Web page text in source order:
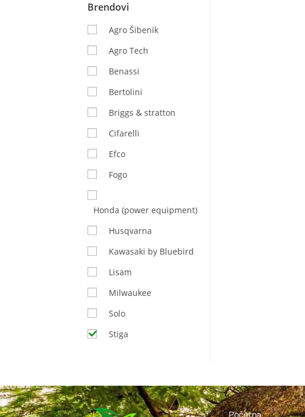
Brendovi
Agro Šibenik
Agro Tech
Benassi
Bertolini
Briggs & stratton
Cifarelli
Efco
Fogo
Honda (power equipment)
Husqvarna
Kawasaki by Bluebird
Lisam
Milwaukee
Solo
Stiga
Početna